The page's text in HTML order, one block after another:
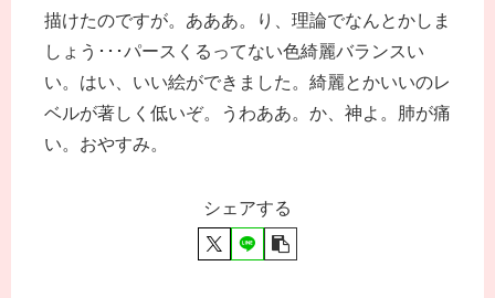
描けたのですが。あああ。り、理論でなんとかしま
しょう･･･パースくるってない色綺麗バランスい
い。はい、いい絵ができました。綺麗とかいいのレ
ベルが著しく低いぞ。うわああ。か、神よ。肺が痛
い。おやすみ。
シェアする